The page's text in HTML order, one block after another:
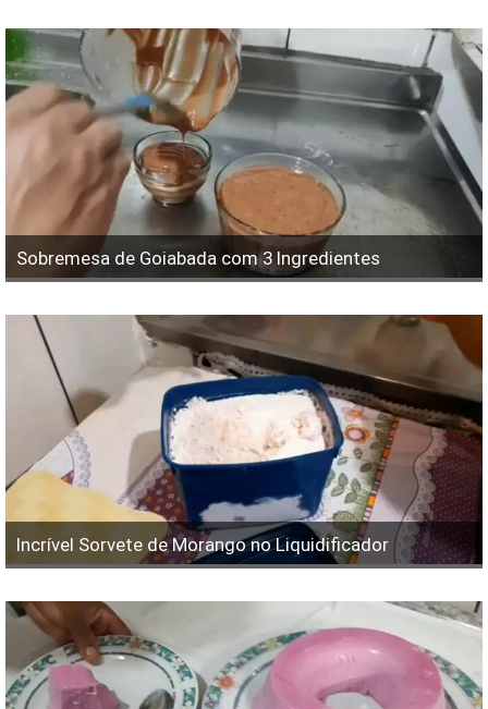
Sobremesa de Goiabada com 3 Ingredientes
Incrível Sorvete de Morango no Liquidificador